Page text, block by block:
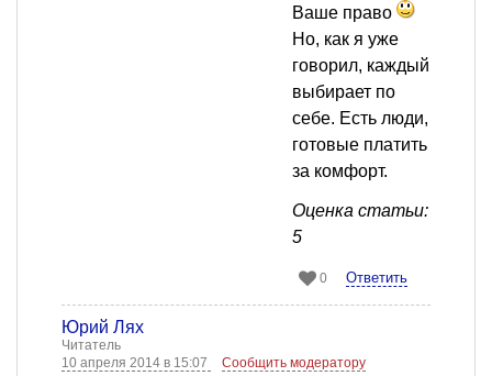
Ваше право
Но, как я уже
говорил, каждый
выбирает по
себе. Есть люди,
готовые платить
за комфорт.
Оценка статьи:
5
0 Ответить
Юрий Лях
Читатель
10 апреля 2014 в 15:07
Сообщить модератору